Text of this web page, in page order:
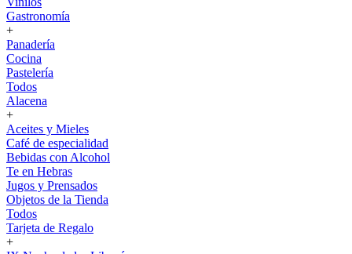
Gastronomía
+
Panadería
Cocina
Pastelería
Todos
Alacena
+
Aceites y Mieles
Café de especialidad
Bebidas con Alcohol
Te en Hebras
Jugos y Prensados
Objetos de la Tienda
Todos
Tarjeta de Regalo
+